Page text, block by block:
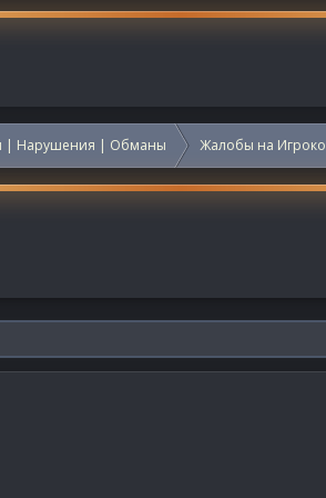
| Нарушения | Обманы Жалобы на